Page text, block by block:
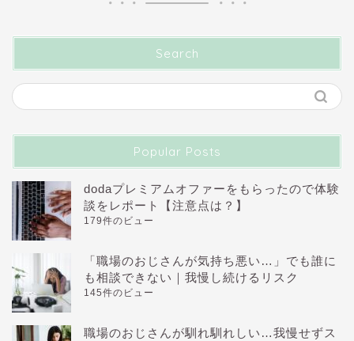
Search
Popular Posts
dodaプレミアムオファーをもらったので体験
談をレポート【注意点は？】
179件のビュー
「職場のおじさんが気持ち悪い…」でも誰に
も相談できない｜我慢し続けるリスク
145件のビュー
職場のおじさんが馴れ馴れしい…我慢せずス